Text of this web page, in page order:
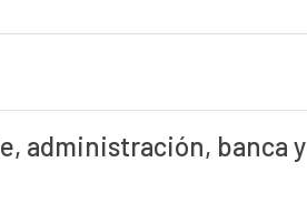
administración, banca y